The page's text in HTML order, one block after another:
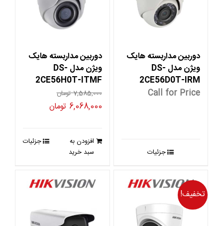
دوربین مداربسته هایک
ویژن مدل DS-
2CE56D0T-IRM
Call for Price
جزئیات
دوربین مداربسته هایک
ویژن مدل DS-
2CE56H0T-ITMF
7,585,000تومان
قیمت
بود.
6,068,000 تومانقیمت
است.
افزودن به
سبد خرید
جزئیات
تخفیف!